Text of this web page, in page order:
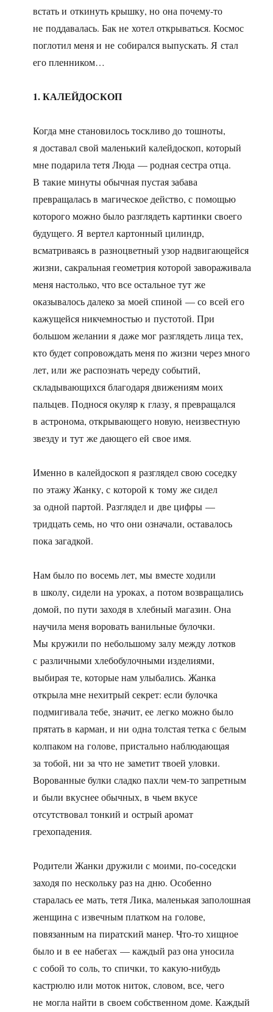
встать и откинуть крышку, но она почему-то
не поддавалась. Бак не хотел открываться. Космос
поглотил меня и не собирался выпускать. Я стал
его пленником…
1. КАЛЕЙДОСКОП
Когда мне становилось тоскливо до тошноты,
я доставал свой маленький калейдоскоп, который
мне подарила тетя Люда — родная сестра отца.
В такие минуты обычная пустая забава
превращалась в магическое действо, с помощью
которого можно было разглядеть картинки своего
будущего. Я вертел картонный цилиндр,
всматриваясь в разноцветный узор надвигающейся
жизни, сакральная геометрия которой завораживала
меня настолько, что все остальное тут же
оказывалось далеко за моей спиной — со всей его
кажущейся никчемностью и пустотой. При
большом желании я даже мог разглядеть лица тех,
кто будет сопровождать меня по жизни через много
лет, или же распознать череду событий,
складывающихся благодаря движениям моих
пальцев. Поднося окуляр к глазу, я превращался
в астронома, открывающего новую, неизвестную
звезду и тут же дающего ей свое имя.
Именно в калейдоскоп я разглядел свою соседку
по этажу Жанку, с которой к тому же сидел
за одной партой. Разглядел и две цифры —
тридцать семь, но что они означали, оставалось
пока загадкой.
Нам было по восемь лет, мы вместе ходили
в школу, сидели на уроках, а потом возвращались
домой, по пути заходя в хлебный магазин. Она
научила меня воровать ванильные булочки.
Мы кружили по небольшому залу между лотков
с различными хлебобулочными изделиями,
выбирая те, которые нам улыбались. Жанка
открыла мне нехитрый секрет: если булочка
подмигивала тебе, значит, ее легко можно было
прятать в карман, и ни одна толстая тетка с белым
колпаком на голове, пристально наблюдающая
за тобой, ни за что не заметит твоей уловки.
Ворованные булки сладко пахли чем-то запретным
и были вкуснее обычных, в чьем вкусе
отсутствовал тонкий и острый аромат
грехопадения.
Родители Жанки дружили с моими, по-соседски
заходя по нескольку раз на дню. Особенно
старалась ее мать, тетя Лика, маленькая заполошная
женщина с извечным платком на голове,
повязанным на пиратский манер. Что-то хищное
было и в ее набегах — каждый раз она уносила
с собой то соль, то спички, то какую-нибудь
кастрюлю или моток ниток, словом, все, чего
не могла найти в своем собственном доме. Каждый